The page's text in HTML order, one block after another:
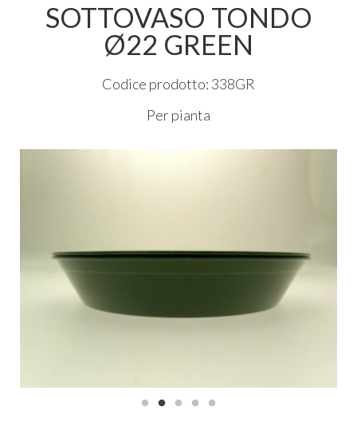
SOTTOVASO TONDO
Ø22 GREEN
Codice prodotto: 338GR
Per pianta